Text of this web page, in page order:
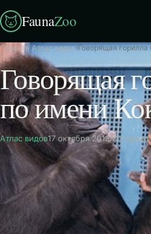
FaunaZoo
Главная›Атлас видов›Говорящая горилла
Говорящая
по имени
Атлас видов17 октября 2013Материал